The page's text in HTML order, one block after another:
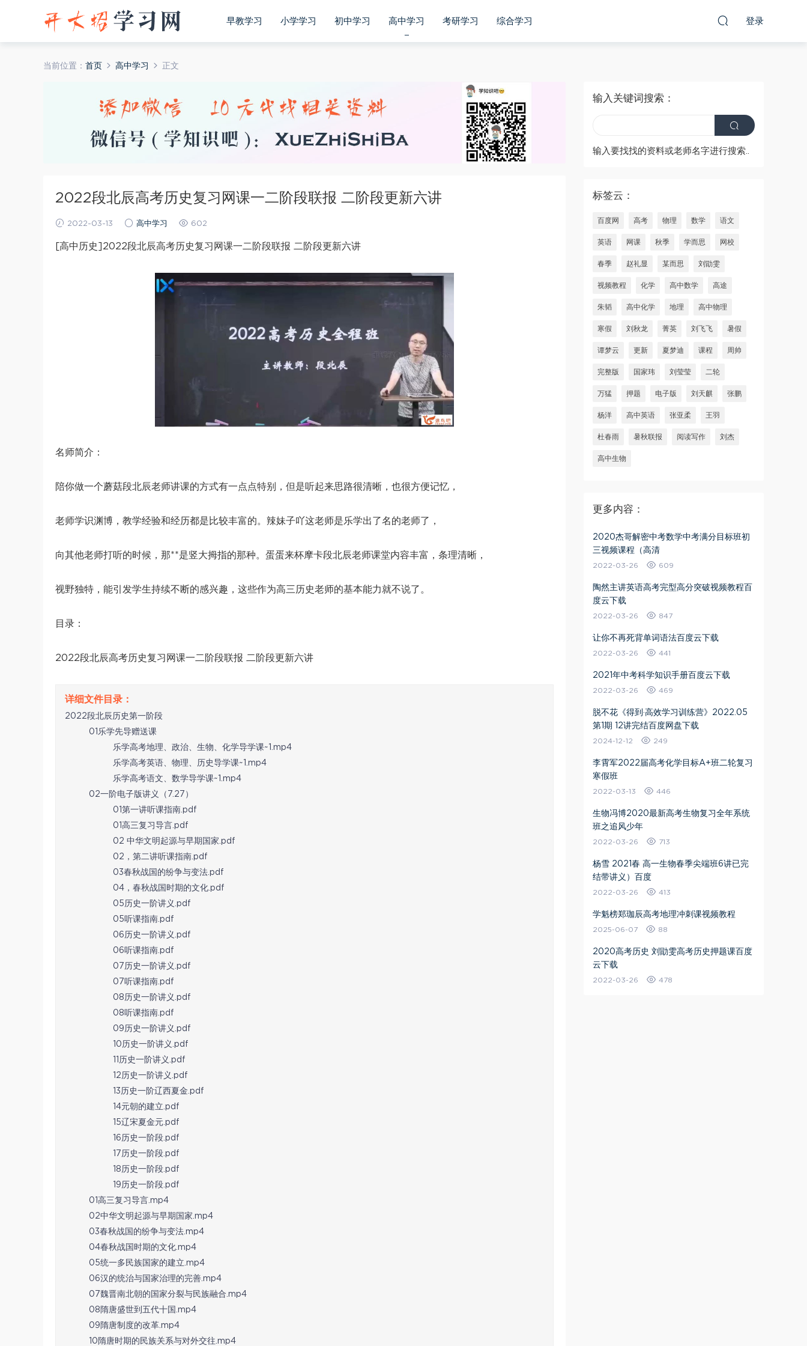
早教学习 小学学习 初中学习 高中学习 考研学习 综合学习 登录
当前位置： 首页 高中学习 正文
2022段北辰高考历史复习网课一二阶段联报 二阶段更新六讲
2022-03-13 高中学习 602
[高中历史]2022段北辰高考历史复习网课一二阶段联报 二阶段更新六讲
名师简介：
陪你做一个蘑菇段北辰老师讲课的方式有一点点特别，但是听起来思路很清晰，也很方便记忆，
老师学识渊博，教学经验和经历都是比较丰富的。辣妹子吖这老师是乐学出了名的老师了，
向其他老师打听的时候，那**是竖大拇指的那种。蛋蛋来杯摩卡段北辰老师课堂内容丰富，条理清晰，
视野独特，能引发学生持续不断的感兴趣，这些作为高三历史老师的基本能力就不说了。
目录：
2022段北辰高考历史复习网课一二阶段联报 二阶段更新六讲
2022段北辰历史第一阶段
01乐学先导赠送课
乐学高考地理、政治、生物、化学导学课~1.mp4
乐学高考英语、物理、历史导学课~1.mp4
乐学高考语文、数学导学课~1.mp4
02一阶电子版讲义（7.27）
01第一讲听课指南.pdf
01高三复习导言.pdf
02 中华文明起源与早期国家.pdf
02，第二讲听课指南.pdf
03春秋战国的纷争与变法.pdf
04，春秋战国时期的文化.pdf
05历史一阶讲义.pdf
05听课指南.pdf
06历史一阶讲义.pdf
06听课指南.pdf
07历史一阶讲义.pdf
07听课指南.pdf
08历史一阶讲义.pdf
08听课指南.pdf
09历史一阶讲义.pdf
10历史一阶讲义.pdf
11历史一阶讲义.pdf
12历史一阶讲义.pdf
13历史一阶辽西夏金.pdf
14元朝的建立.pdf
15辽宋夏金元.pdf
16历史一阶段.pdf
17历史一阶段.pdf
18历史一阶段.pdf
19历史一阶段.pdf
01高三复习导言.mp4
02中华文明起源与早期国家.mp4
03春秋战国的纷争与变法.mp4
04春秋战国时期的文化.mp4
05统一多民族国家的建立.mp4
06汉的统治与国家治理的完善.mp4
07魏晋南北朝的国家分裂与民族融合.mp4
08隋唐盛世到五代十国.mp4
09隋唐制度的改革.mp4
10隋唐时期的民族关系与对外交往.mp4
输入关键词搜索：
输入要找找的资料或老师名字进行搜索..
标签云：
百度网 高考 物理 数学 语文
英语 网课 秋季 学而思 网校
春季 赵礼显 某而思 刘勖雯
视频教程 化学 高中数学 高途
朱韬 高中化学 地理 高中物理
寒假 刘秋龙 菁英 刘飞飞 暑假
谭梦云 更新 夏梦迪 课程 周帅
完整版 国家玮 刘莹莹 二轮
万猛 押题 电子版 刘天麒 张鹏
杨洋 高中英语 张亚柔 王羽
杜春雨 暑秋联报 阅读写作 刘杰
高中生物
更多内容：
2020杰哥解密中考数学中考满分目标班初
三视频课程（高清
2022-03-26 609
陶然主讲英语高考完型高分突破视频教程百
度云下载
2022-03-26 847
让你不再死背单词语法百度云下载
2022-03-26 441
2021年中考科学知识手册百度云下载
2022-03-26 469
脱不花《得到·高效学习训练营》2022.05
第1期 12讲完结百度网盘下载
2024-12-12 249
李霄军2022届高考化学目标A+班二轮复习
寒假班
2022-03-13 446
生物冯博2020最新高考生物复习全年系统
班之追风少年
2022-03-26 713
杨雪 2021春 高一生物春季尖端班6讲已完
结带讲义）百度
2022-03-26 413
学魁榜郑珈辰高考地理冲刺课视频教程
2025-06-07 88
2020高考历史 刘勖雯高考历史押题课百度
云下载
2022-03-26 478